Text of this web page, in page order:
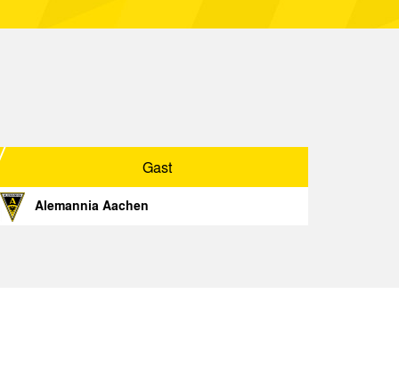
Spielbericht
Spielbericht
Gast
Alemannia Aachen